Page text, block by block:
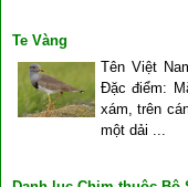
Te Vàng
Tên Việt
Đặc điểm:
xám, trên
một dải ...